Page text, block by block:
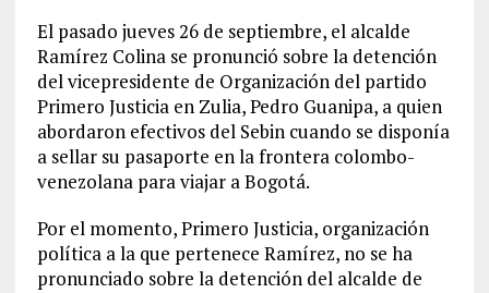
El pasado jueves 26 de septiembre, el alcalde
Ramírez Colina se pronunció sobre la detención
del vicepresidente de Organización del partido
Primero Justicia en Zulia, Pedro Guanipa, a quien
abordaron efectivos del Sebin cuando se disponía
a sellar su pasaporte en la frontera colombo-
venezolana para viajar a Bogotá.
Por el momento, Primero Justicia, organización
política a la que pertenece Ramírez, no se ha
pronunciado sobre la detención del alcalde de